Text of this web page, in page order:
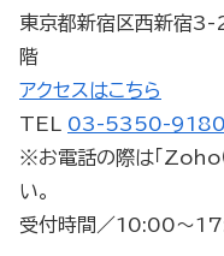
東京都新宿区西新宿
階
アクセスはこちら
TEL 03-5350-9180
※お電話の際は「Zoho
い。
受付時間／10:00～